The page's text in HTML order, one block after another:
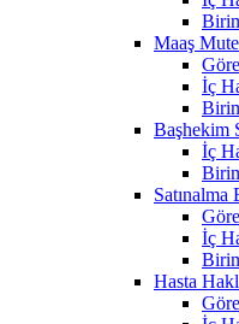
Maaş
İç
Başhekim
İç
Satınalma
İç
Hasta